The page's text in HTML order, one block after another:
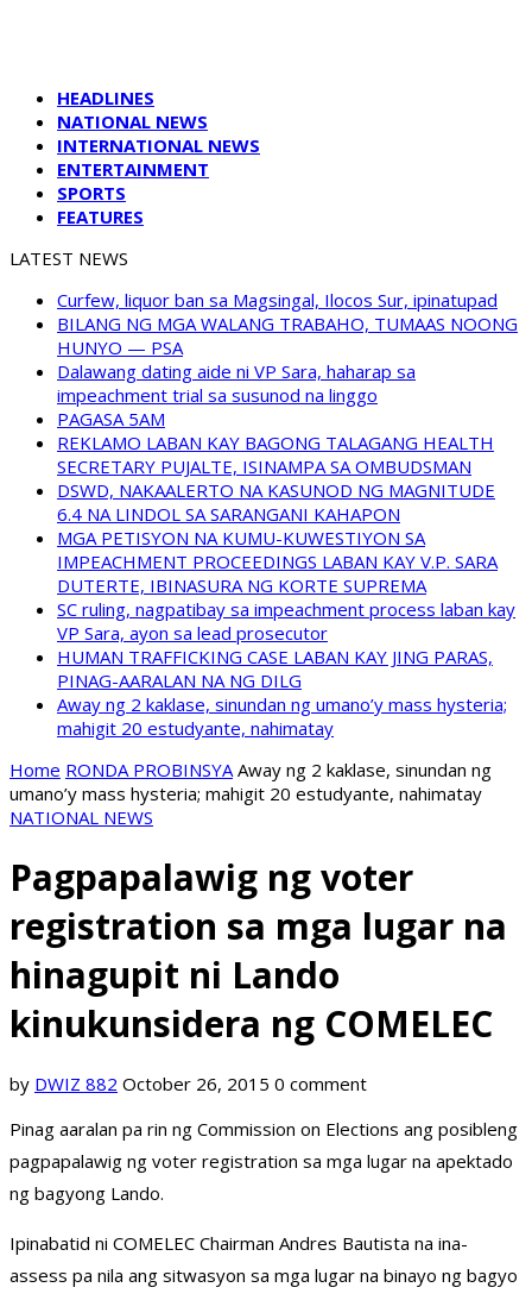
HEADLINES
NATIONAL NEWS
INTERNATIONAL NEWS
ENTERTAINMENT
SPORTS
FEATURES
LATEST NEWS
Curfew, liquor ban sa Magsingal, Ilocos Sur, ipinatupad
BILANG NG MGA WALANG TRABAHO, TUMAAS NOONG
HUNYO — PSA
Dalawang dating aide ni VP Sara, haharap sa
impeachment trial sa susunod na linggo
PAGASA 5AM
REKLAMO LABAN KAY BAGONG TALAGANG HEALTH
SECRETARY PUJALTE, ISINAMPA SA OMBUDSMAN
DSWD, NAKAALERTO NA KASUNOD NG MAGNITUDE
6.4 NA LINDOL SA SARANGANI KAHAPON
MGA PETISYON NA KUMU-KUWESTIYON SA
IMPEACHMENT PROCEEDINGS LABAN KAY V.P. SARA
DUTERTE, IBINASURA NG KORTE SUPREMA
SC ruling, nagpatibay sa impeachment process laban kay
VP Sara, ayon sa lead prosecutor
HUMAN TRAFFICKING CASE LABAN KAY JING PARAS,
PINAG-AARALAN NA NG DILG
Away ng 2 kaklase, sinundan ng umano’y mass hysteria;
mahigit 20 estudyante, nahimatay
Home RONDA PROBINSYA Away ng 2 kaklase, sinundan ng
umano’y mass hysteria; mahigit 20 estudyante, nahimatay
NATIONAL NEWS
Pagpapalawig ng voter
registration sa mga lugar na
hinagupit ni Lando
kinukunsidera ng COMELEC
by DWIZ 882 October 26, 2015 0 comment
Pinag aaralan pa rin ng Commission on Elections ang posibleng
pagpapalawig ng voter registration sa mga lugar na apektado
ng bagyong Lando.
Ipinabatid ni COMELEC Chairman Andres Bautista na ina-
assess pa nila ang sitwasyon sa mga lugar na binayo ng bagyo